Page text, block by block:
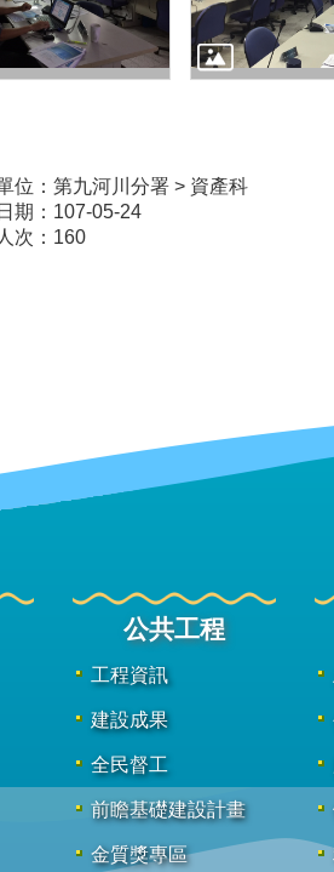
位：第九河川分署 > 資產科
期：107-05-24
次： 160
公共工程
工程資訊
建設成果
全民督工
前瞻基礎建設計畫
金質獎專區